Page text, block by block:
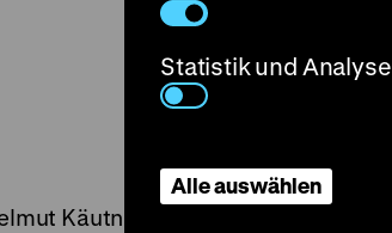
Käutner nach István
Statistik und Analyse
Alle auswählen